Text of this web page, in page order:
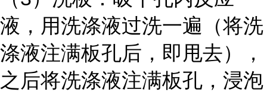
液，用洗涤液过洗一遍（将洗
涤液注满板孔后，即甩去），
之后将洗涤液注满板孔，浸泡